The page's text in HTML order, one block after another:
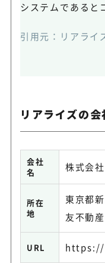
システムであると
引用元： リアライ
リアライズの
会社
名
株式会
所在
地
東京都
友不動
URL